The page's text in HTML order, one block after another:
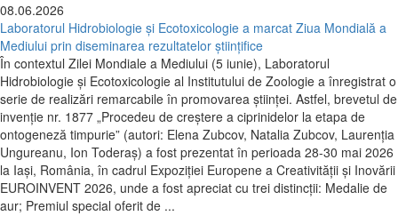
08.06.2026
Laboratorul Hidrobiologie și Ecotoxicologie a marcat Ziua Mondială a
Mediului prin diseminarea rezultatelor științifice
În contextul Zilei Mondiale a Mediului (5 iunie), Laboratorul
Hidrobiologie și Ecotoxicologie al Institutului de Zoologie a înregistrat o
serie de realizări remarcabile în promovarea științei. Astfel, brevetul de
invenție nr. 1877 „Procedeu de creştere a ciprinidelor la etapa de
ontogeneză timpurie” (autori: Elena Zubcov, Natalia Zubcov, Laurenția
Ungureanu, Ion Toderaș) a fost prezentat în perioada 28-30 mai 2026
la Iași, România, în cadrul Expoziției Europene a Creativității și Inovării
EUROINVENT 2026, unde a fost apreciat cu trei distincții: Medalie de
aur; Premiul special oferit de ...